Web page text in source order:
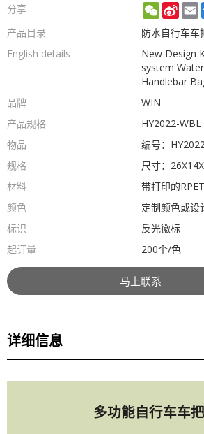
分享 WeChat
Sina
产品目录
防水自行车车
English details
New Design
system
Handlebar
品牌
WIN
产品规格
HY2022-WBL
物品
编号：
规格
尺寸：
材料
带打印的
颜色
定制颜色或设
标识
反光徽标
起订量
200个/色
马上联系
详细信息
多功能自行车车